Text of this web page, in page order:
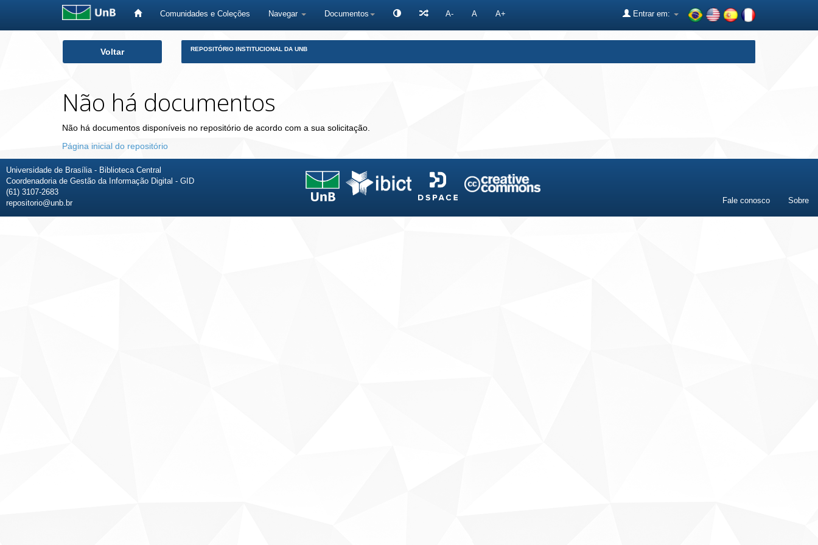
Comunidades e Coleções Navegar Documentos A- A A+ Entrar em:
Voltar REPOSITÓRIO INSTITUCIONAL DA UNB
Não há documentos
Não há documentos disponíveis no repositório de acordo com a sua solicitação.
Página inicial do repositório
Universidade de Brasília - Biblioteca Central
Coordenadoria de Gestão da Informação Digital - GID
(61) 3107-2683
repositorio@unb.br
Fale conosco Sobre